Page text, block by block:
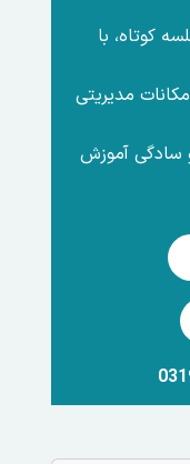
کوتاه، با
مدیریتی
سادگی آموزش